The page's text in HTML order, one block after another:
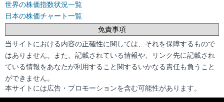
世界の株価指数状況一覧
日本の株価チャート一覧
免責事項
当サイトにおける内容の正確性に関しては、それを保障するもので
はありません。また、記載されている情報や、リンク先に記載され
ている情報をあなたが利用すること関するいかなる責任も負うこと
ができません。
本サイトには広告・プロモーションを含む可能性があります。